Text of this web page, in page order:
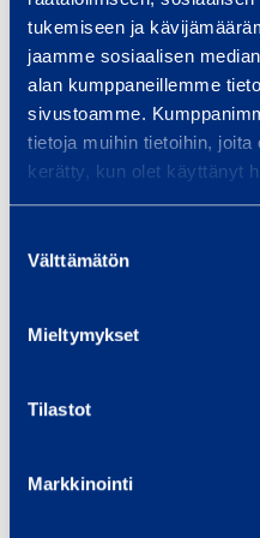
tukemiseen ja
jaamme sosiaalisen
alan kumppaneillemme
sivustoamme.
tietoja muihin tietoihin,
kerätty, kun olet käyttänyt
valinta
Välttämätön
Mieltymykset
Tilastot
Markkinointi
infrastruktur
Vi tillhandahåller
tjänster för
…
Läs mer
Träningar